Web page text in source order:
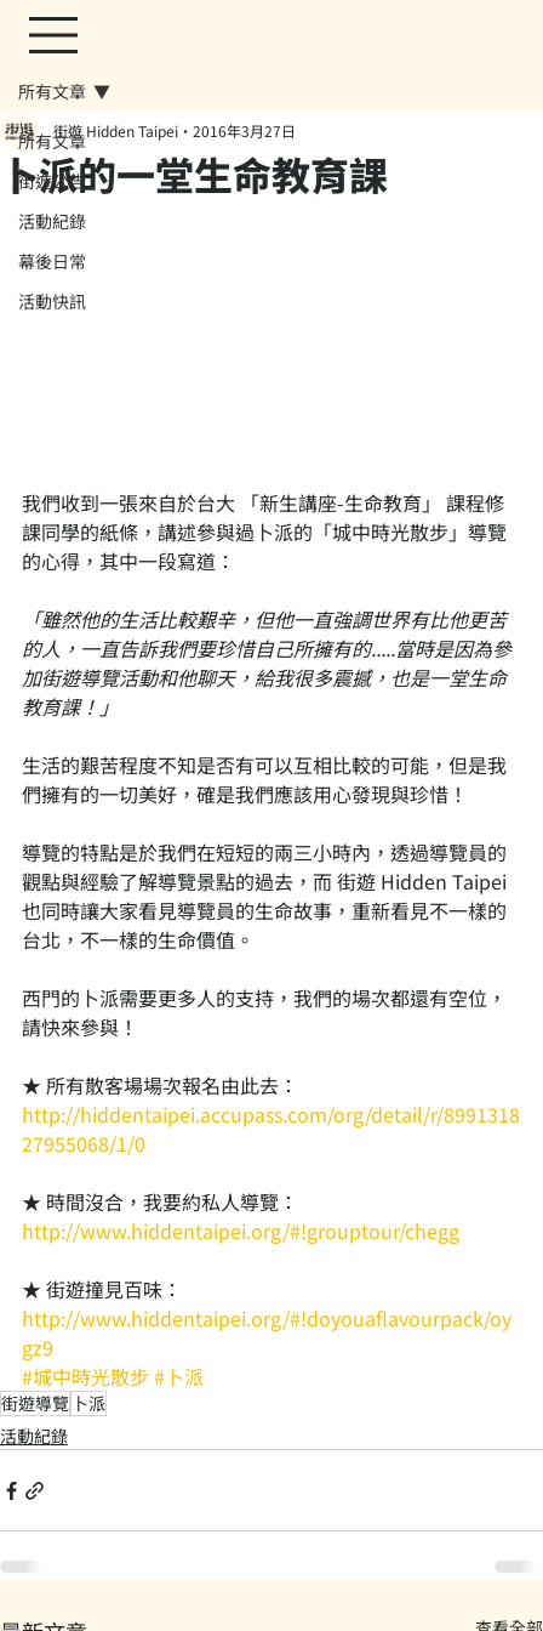
所有文章
街遊公告
活動紀錄
幕後日常
活動快訊
所有文章
卜派的一堂生命教育課
街遊 Hidden Taipei 2016年3月27日
我們收到一張來自於台大 「新生講座-生命教育」 課程修
課同學的紙條，講述參與過卜派的「城中時光散步」導覽
的心得，其中一段寫道：
「雖然他的生活比較艱辛，但他一直強調世界有比他更苦
的人，一直告訴我們要珍惜自己所擁有的.....當時是因為參
加街遊導覽活動和他聊天，給我很多震撼，也是一堂生命
教育課！」
生活的艱苦程度不知是否有可以互相比較的可能，但是我
們擁有的一切美好，確是我們應該用心發現與珍惜！
導覽的特點是於我們在短短的兩三小時內，透過導覽員的
觀點與經驗了解導覽景點的過去，而 街遊 Hidden Taipei
也同時讓大家看見導覽員的生命故事，重新看見不一樣的
台北，不一樣的生命價值。
西門的卜派需要更多人的支持，我們的場次都還有空位，
請快來參與！
★ 所有散客場場次報名由此去：
http://hiddentaipei.accupass.com/org/detail/r/8991318
27955068/1/0
★ 時間沒合，我要約私人導覽：
http://www.hiddentaipei.org/#!grouptour/chegg
★ 街遊撞見百味：
http://www.hiddentaipei.org/#!doyouaflavourpack/oy
gz9
#城中時光散步 #卜派
街遊導覽 卜派
活動紀錄